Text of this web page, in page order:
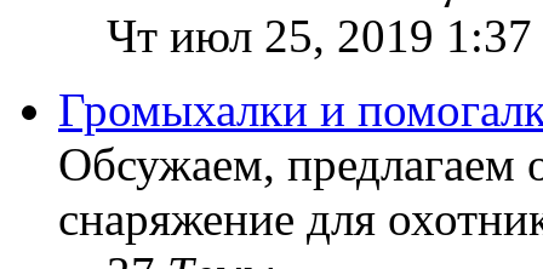
Чт июл 25, 2019 1:37
Громыхалки и
Обсужаем, предлагаем
снаряжение для